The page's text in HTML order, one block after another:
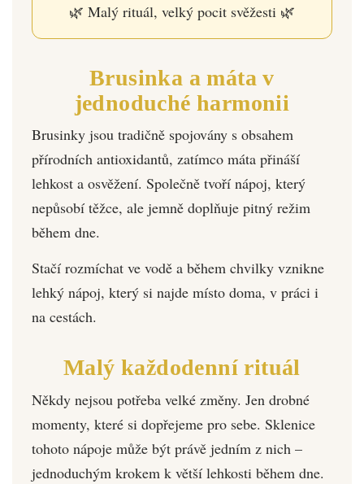
🌿 Malý rituál, velký pocit svěžesti 🌿
Brusinka a máta v
jednoduché harmonii
Brusinky jsou tradičně spojovány s obsahem
přírodních antioxidantů, zatímco máta přináší
lehkost a osvěžení. Společně tvoří nápoj, který
nepůsobí těžce, ale jemně doplňuje pitný režim
během dne.
Stačí rozmíchat ve vodě a během chvilky vznikne
lehký nápoj, který si najde místo doma, v práci i
na cestách.
Malý každodenní rituál
Někdy nejsou potřeba velké změny. Jen drobné
momenty, které si dopřejeme pro sebe. Sklenice
tohoto nápoje může být právě jedním z nich –
jednoduchým krokem k větší lehkosti během dne.